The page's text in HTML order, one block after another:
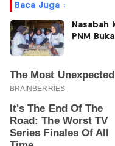
Baca Juga :
Nasabah
PNM